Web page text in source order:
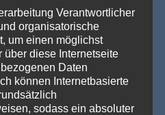
Verantwortlicher
organisatorische
um einen möglichst
über diese Internetseite
Daten
können Internetbasierte
sodass ein absoluter